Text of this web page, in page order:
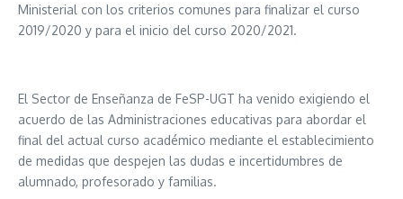
Ministerial con los criterios comunes para finalizar el curso
2019/2020 y para el inicio del curso 2020/2021.
El Sector de Enseñanza de FeSP-UGT ha venido exigiendo el
acuerdo de las Administraciones educativas para abordar el
final del actual curso académico mediante el establecimiento
de medidas que despejen las dudas e incertidumbres de
alumnado, profesorado y familias.